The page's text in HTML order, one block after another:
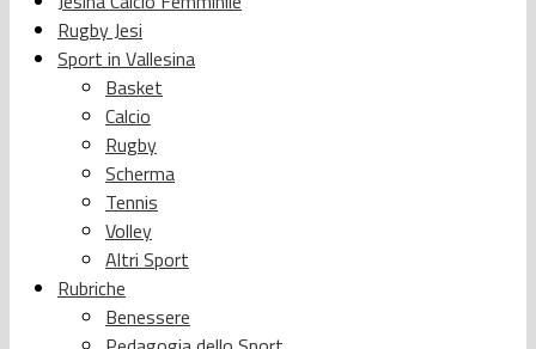
Rugby Jesi
Sport in Vallesina
Basket
Calcio
Rugby
Scherma
Tennis
Volley
Altri Sport
Rubriche
Benessere